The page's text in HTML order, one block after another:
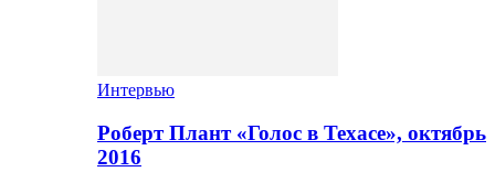
Интервью
Роберт Плант «Голос в Техасе», октябрь
2016